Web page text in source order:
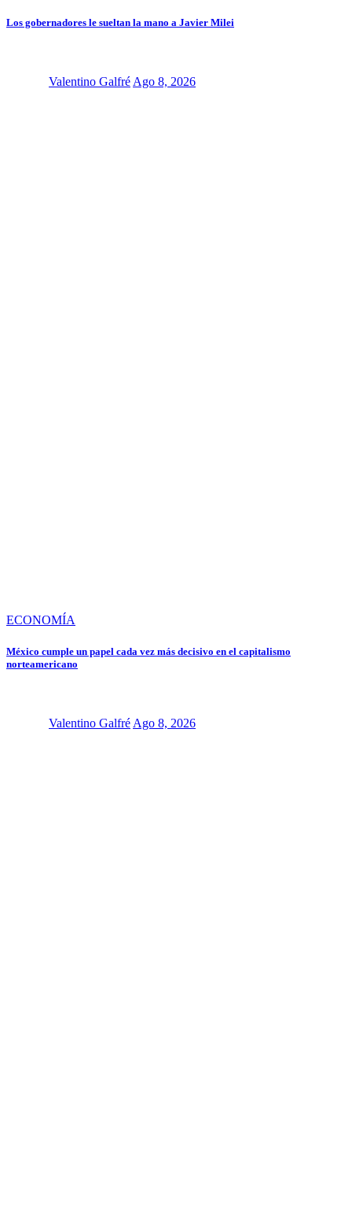
Los gobernadores le sueltan la mano a Javier Milei
Valentino GalfréAgo 8, 2026
ECONOMÍA
México cumple un papel cada vez más decisivo en el capitalismo
norteamericano
Valentino Galfré Ago 8, 2026